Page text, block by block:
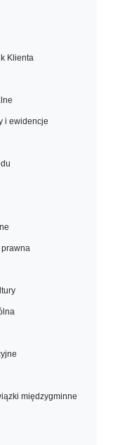
Klienta
i ewidencje
prawna
międzygminne